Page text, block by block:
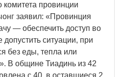
комитета провинции
заявил: «Провинция
— обеспечить доступ во
ситуации, при
без еды, тепла или
В общине Тиадинь из 42